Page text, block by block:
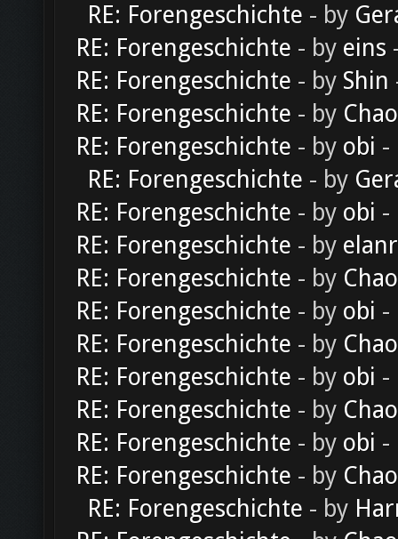
RE: Forengeschichte - by
RE: Forengeschichte - by eins
RE: Forengeschichte - by Shin
RE: Forengeschichte - by
RE: Forengeschichte - by obi -
RE: Forengeschichte - by
RE: Forengeschichte - by obi -
RE: Forengeschichte - by
RE: Forengeschichte - by
RE: Forengeschichte - by obi -
RE: Forengeschichte - by
RE: Forengeschichte - by obi -
RE: Forengeschichte - by
RE: Forengeschichte - by obi -
RE: Forengeschichte - by
RE: Forengeschichte - by